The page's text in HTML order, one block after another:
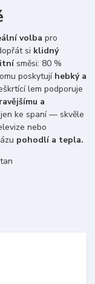
volba pro
si klidný
směsi: 80 %
poskytují hebký a
lem podporuje
a
ke spaní — skvěle
nebo
pohodlí a tepla.